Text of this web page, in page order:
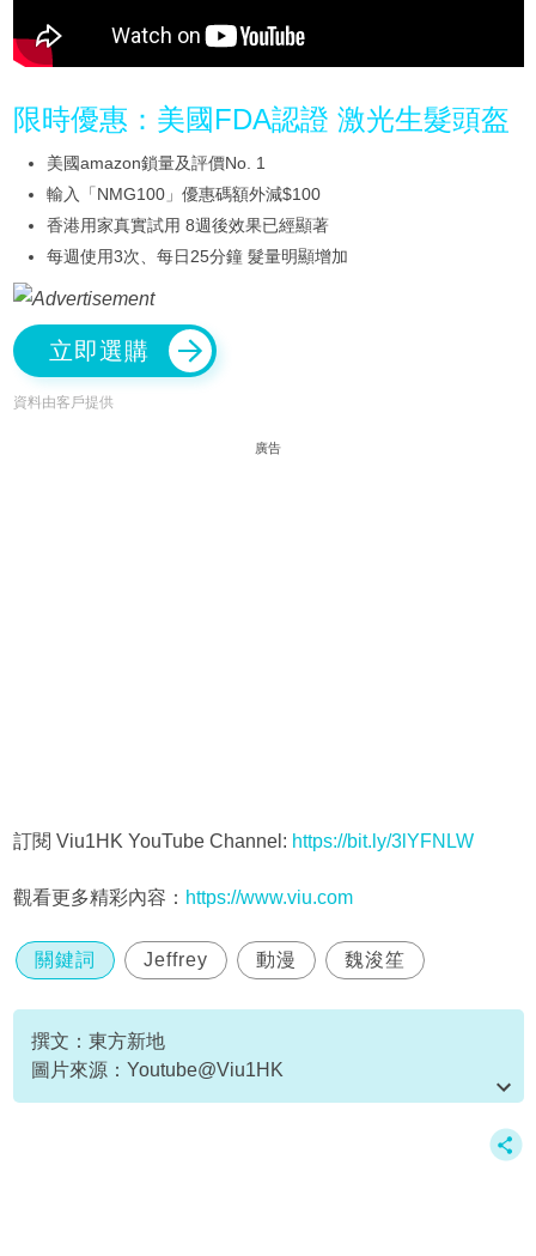
限時優惠：美國FDA認證 激光生髮頭盔
美國amazon鎖量及評價No. 1
輸入「NMG100」優惠碼額外減$100
香港用家真實試用 8週後效果已經顯著
每週使用3次、每日25分鐘 髮量明顯增加
立即選購
資料由客戶提供
廣告
訂閱 Viu1HK YouTube Channel: https://bit.ly/3lYFNLW
觀看更多精彩內容： https://www.viu.com
關鍵詞 Jeffrey 動漫 魏浚笙
撰文：東方新地
圖片來源：Youtube@Viu1HK
資料或影片來源：Youtube@Viu1HK